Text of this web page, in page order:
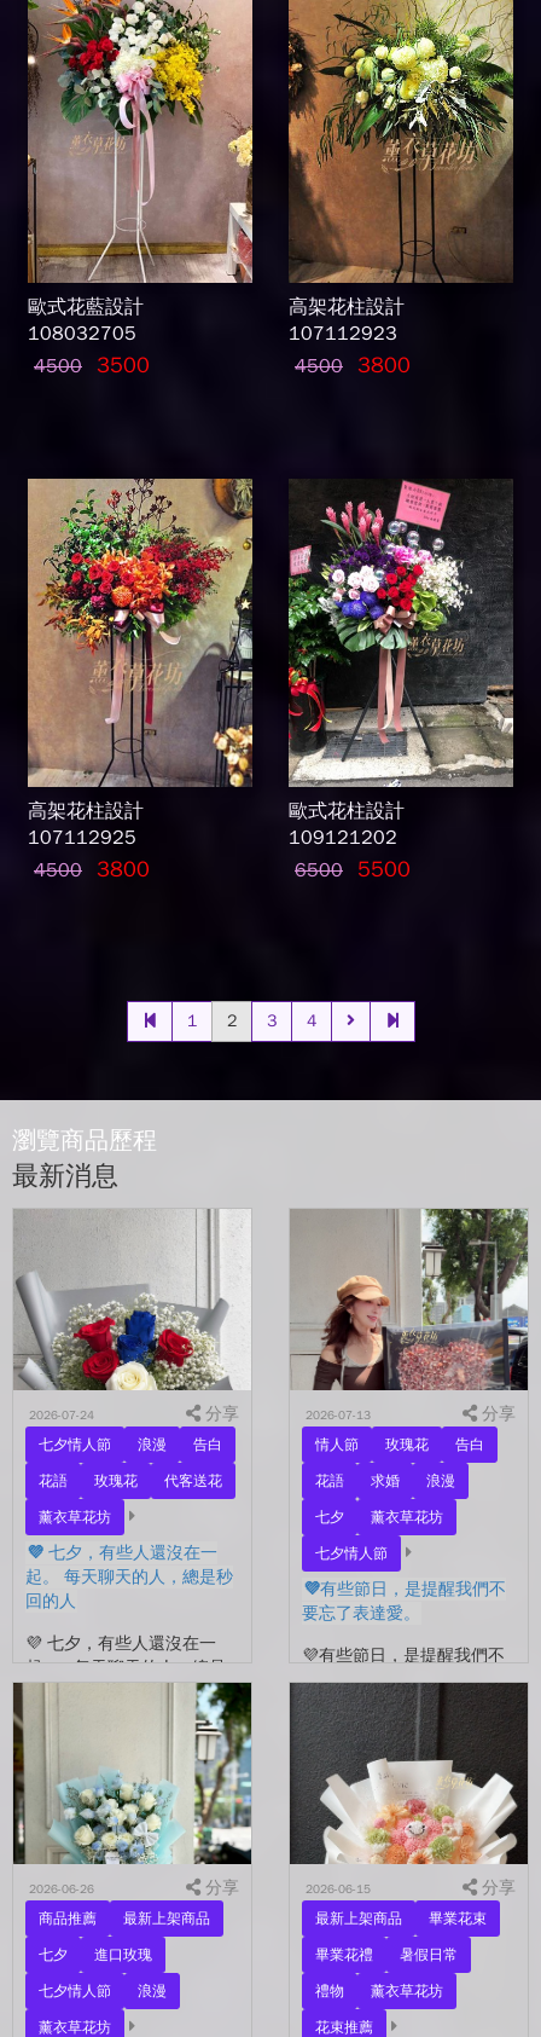
歐式花藍設計
108032705
4500 3500
高架花柱設計
107112923
4500 3800
高架花柱設計
107112925
4500
3800
歐式花柱設計
109121202
6500
5500
1 2 3 4
瀏覽商品歷程
最新消息
2026-07-24 分享
七夕情人節 浪漫
告白
花語
玫瑰花
代客送花
薰衣草花坊
💜 七夕，有些人還沒在一
起。 每天聊天的人，總是秒
回的人
💜 七夕，有些人還沒在一
起。 每天聊天的人，總是
秒回的人， 會記得你愛喝什
麼、喜歡什麼的人。 你們
沒有說過喜歡，卻早已習慣
彼此存在。 七夕快到...
2026-07-13 分享
情人節 玫瑰花
告白
花語
求婚
浪漫
七夕
薰衣草花坊
七夕情人節
💜有些節日，是提醒我們不
要忘了表達愛。
💜有些節日，是提醒我們不
要忘了表達愛。 平常的日
子，總是忙著工作、忙著生
活。 那些想說的謝謝、想
說的辛苦了、想說的我愛
你。 常常就這樣，留到了
下...
2026-06-26 分享
商品推薦
最新上架商品
七夕
進口玫瑰
七夕情人節
浪漫
薰衣草花坊
2026-06-15 分享
最新上架商品
畢業花束
畢業花禮
暑假日常
禮物
薰衣草花坊
花束推薦